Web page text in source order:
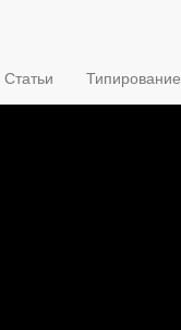
Статьи Типирование